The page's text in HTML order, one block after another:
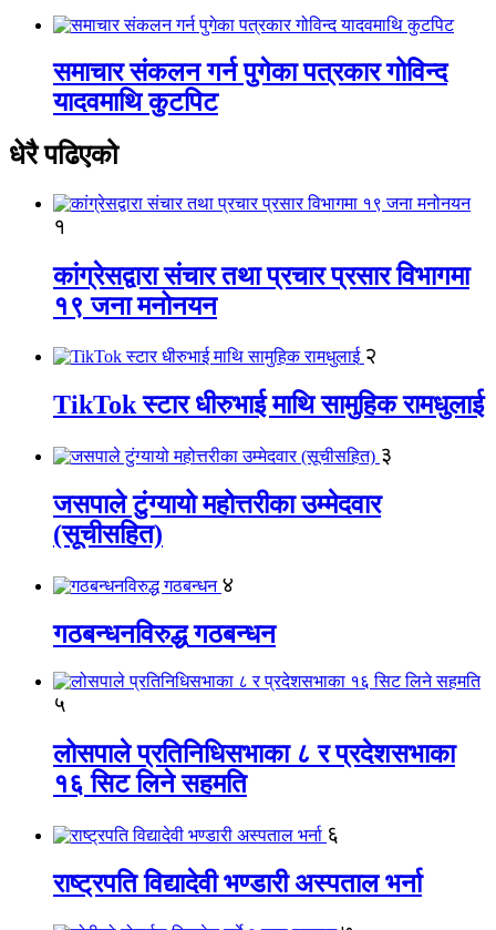
समाचार संकलन गर्न पुगेका पत्रकार गोविन्द
यादवमाथि कुटपिट
धेरै पढिएको
१
कांग्रेसद्वारा संचार तथा प्रचार प्रसार विभागमा
१९ जना मनोनयन
२
TikTok स्टार धीरुभाई माथि सामुहिक रामधुलाई
३
जसपाले टुंग्यायो महोत्तरीका उम्मेदवार
(सूचीसहित)
४
गठबन्धनविरुद्ध गठबन्धन
५
लोसपाले प्रतिनिधिसभाका ८ र प्रदेशसभाका
१६ सिट लिने सहमति
६
राष्ट्रपति विद्यादेवी भण्डारी अस्पताल भर्ना